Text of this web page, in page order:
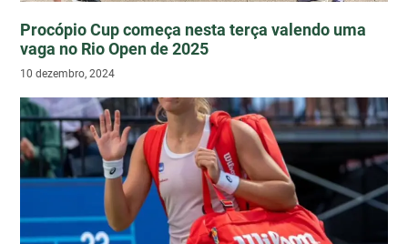
Procópio Cup começa nesta terça valendo uma
vaga no Rio Open de 2025
10 dezembro, 2024